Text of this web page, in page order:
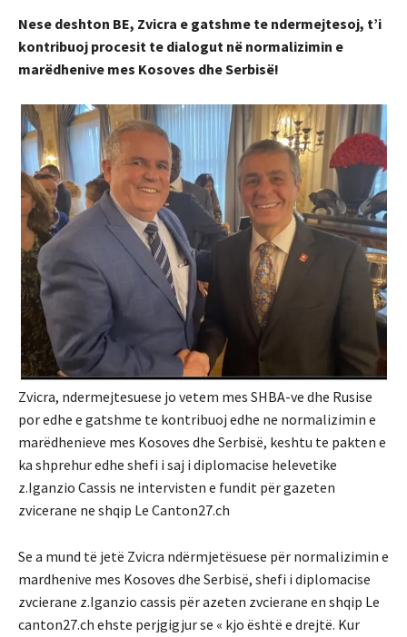
Nese deshton BE, Zvicra e gatshme te ndermejtesoj, t’i
kontribuoj procesit te dialogut në normalizimin e
marëdhenive mes Kosoves dhe Serbisë!
Zvicra, ndermejtesuese jo vetem mes SHBA-ve dhe Rusise
por edhe e gatshme te kontribuoj edhe ne normalizimin e
marëdhenieve mes Kosoves dhe Serbisë, keshtu te pakten e
ka shprehur edhe shefi i saj i diplomacise helevetike
z.Iganzio Cassis ne intervisten e fundit për gazeten
zvicerane ne shqip Le Canton27.ch
Se a mund të jetë Zvicra ndërmjetësuese për normalizimin e
mardhenive mes Kosoves dhe Serbisë, shefi i diplomacise
zvcierane z.Iganzio cassis për azeten zvcierane en shqip Le
canton27.ch ehste perjgigjur se « kjo është e drejtë. Kur